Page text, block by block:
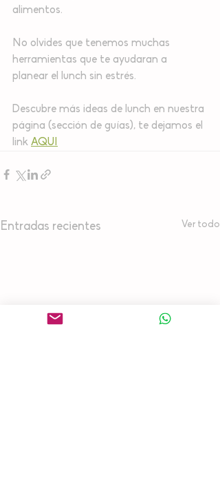
alimentos.
No olvides que tenemos muchas
herramientas que te ayudaran a
planear el lunch sin estrés.
Descubre más ideas de lunch en nuestra
página (sección de guías), te dejamos el
link AQUI
Entradas recientes Ver todo